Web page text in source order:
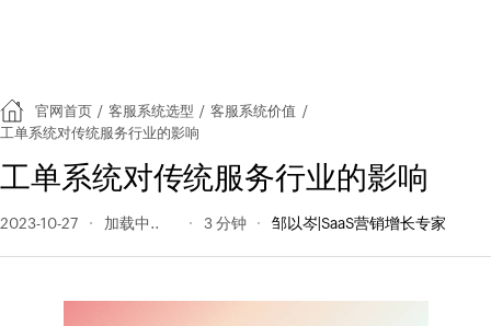
官网首页 / 客服系统选型 / 客服系统价值 /
工单系统对传统服务行业的影响
工单系统对传统服务行业的影响
2023-10-27 145 阅读量 3 分钟 邹以岑|SaaS营销增长专家